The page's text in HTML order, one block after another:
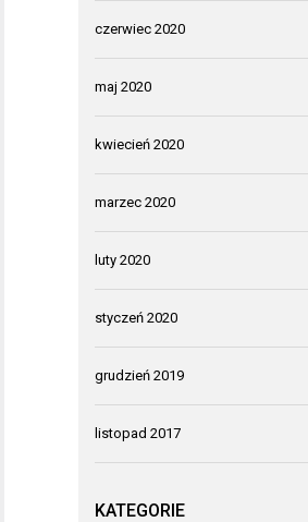
czerwiec 2020
maj 2020
kwiecień 2020
marzec 2020
luty 2020
styczeń 2020
grudzień 2019
listopad 2017
KATEGORIE